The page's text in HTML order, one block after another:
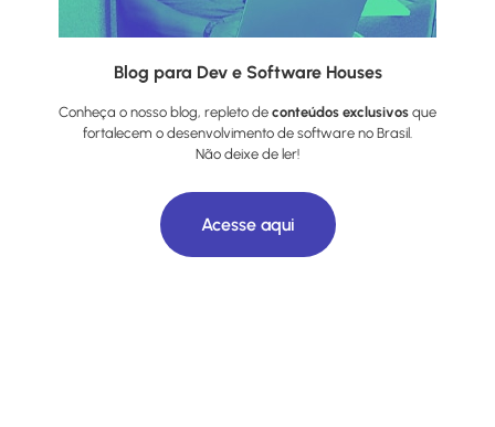
Blog para Dev e Software Houses
Conheça o nosso blog, repleto de conteúdos exclusivos que
fortalecem o desenvolvimento de software no Brasil.
Não deixe de ler!
Acesse aqui